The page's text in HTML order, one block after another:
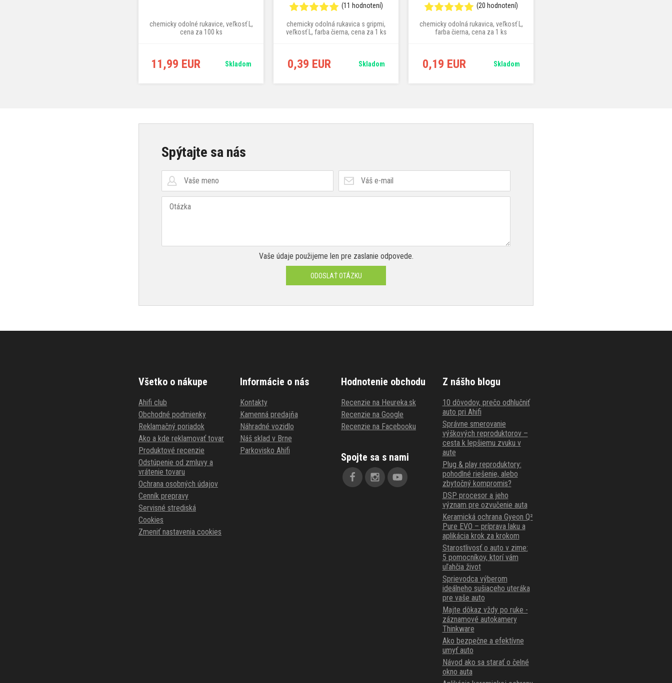
chemicky odolné rukavice, veľkosť L,
cena za 100 ks
11,99 EUR Skladom
(11 hodnotení)
chemicky odolná rukavica s gripmi,
veľkosť L, farba čierna, cena za 1 ks
0,39 EUR Skladom
(20 hodnotení)
chemicky odolná rukavica, veľkosť L,
farba čierna, cena za 1 ks
0,19 EUR Skladom
Spýtajte sa nás
Vaše údaje použijeme len pre zaslanie odpovede.
ODOSLAŤ OTÁZKU
Všetko o nákupe
Ahifi club
Obchodné podmienky
Reklamačný poriadok
Ako a kde reklamovať tovar
Produktové recenzie
Odstúpenie od zmluvy a
vrátenie tovaru
Ochrana osobných údajov
Cenník prepravy
Servisné strediská
Cookies
Zmeniť nastavenia cookies
Informácie o nás
Kontakty
Kamenná predajňa
Náhradné vozidlo
Náš sklad v Brne
Parkovisko Ahifi
Hodnotenie obchodu
Recenzie na Heureka.sk
Recenzie na Google
Recenzie na Facebooku
Spojte sa s nami
Z nášho blogu
10 dôvodov, prečo odhlučniť
auto pri Ahifi
Správne smerovanie
výškových reproduktorov –
cesta k lepšiemu zvuku v
aute
Plug & play reproduktory:
pohodlné riešenie, alebo
zbytočný kompromis?
DSP procesor a jeho
význam pre ozvučenie auta
Keramická ochrana Gyeon Q²
Pure EVO – príprava laku a
aplikácia krok za krokom
Starostlivosť o auto v zime:
5 pomocníkov, ktorí vám
uľahčia život
Sprievodca výberom
ideálneho sušiaceho uteráka
pre vaše auto
Majte dôkaz vždy po ruke -
záznamové autokamery
Thinkware
Ako bezpečne a efektívne
umyť auto
Návod ako sa starať o čelné
okno auta